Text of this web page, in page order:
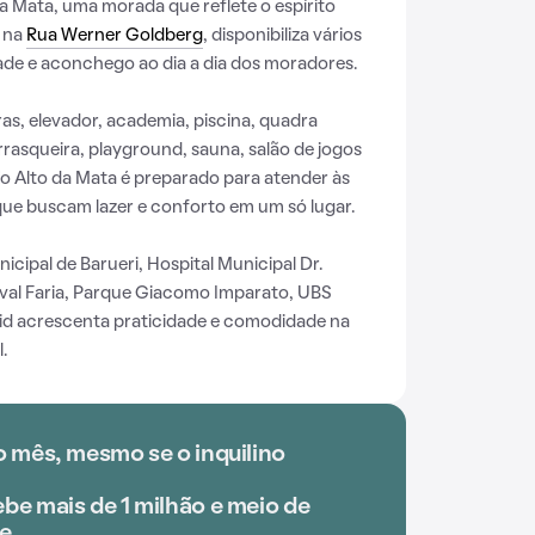
Mata, uma morada que reflete o espírito
na Rua Werner Goldberg, disponibiliza vários
e aconchego ao dia a dia dos moradores.
elevador, academia, piscina, quadra
playground, sauna, salão de jogos
Alto da Mata é preparado para atender às
buscam lazer e conforto em um só lugar.
de Barueri, Hospital Municipal Dr.
Faria, Parque Giacomo Imparato, UBS
acrescenta praticidade e comodidade na
mesmo se o inquilino
mais de 1 milhão e meio de